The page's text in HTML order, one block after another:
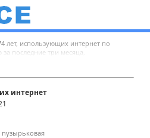
лет, использующих интернет по
последние три месяца,
интернет
пузырьковая